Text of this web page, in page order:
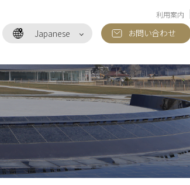
Japanese お問い合わせ
利用案内